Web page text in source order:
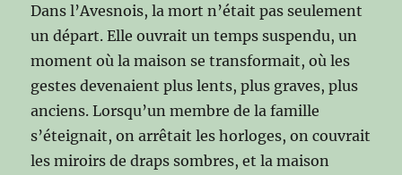
Dans l’Avesnois, la mort n’était pas seulement
un départ. Elle ouvrait un temps suspendu, un
moment où la maison se transformait, où les
gestes devenaient plus lents, plus graves, plus
anciens. Lorsqu’un membre de la famille
s’éteignait, on arrêtait les horloges, on couvrait
les miroirs de draps sombres, et la maison